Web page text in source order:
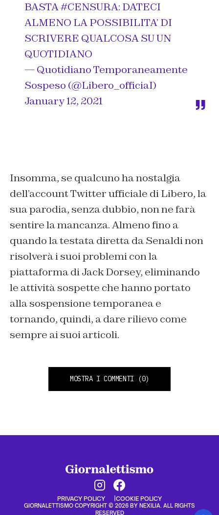
BASTA#CENSURA: DATECI
ALMENO LA POSSIBILITA’ DI
SCRIVERE QUALCOSA SU UN
QUOTIDIANO
— Quotidiano Temporaneamente
Sospeso (@Libero_officiaI)
January 12, 2021
Insomma, se qualcuno ha nostalgia
dell’account Twitter ufficiale di Libero, la
sua parodia, senza dubbio, non ne farà
sentire la mancanza. Almeno fino a
quando la testata diretta da Senaldi non
risolverà i suoi problemi con la
piattaforma di Jack Dorsey, eliminando
le attività sospette che hanno portato
alla sospensione temporanea e
tornando, quindi, a dare rilievo come
sempre ai suoi articoli.
MOSTRA I COMMENTI (0)
PRIVACY POLICY COOKIE POLICY
GIORNALETTISMO COPYRIGHT © 2026 BY NEXILIA. ALL RIGHTS
RESERVED